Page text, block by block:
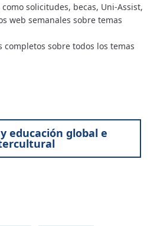
solicitudes, becas, Uni-Assist,
web semanales sobre temas
completos sobre todos los temas
educación global e